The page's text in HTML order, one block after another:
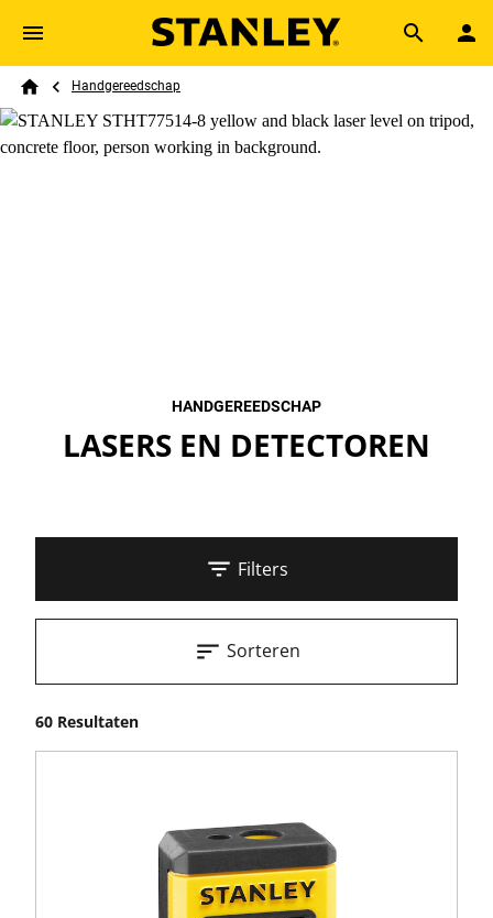
Skip to main content
Search
Breadcrumb
Handgereedschap
HANDGEREEDSCHAP
LASERS EN DETECTOREN
Filters
60 Resultaten
Sorteren